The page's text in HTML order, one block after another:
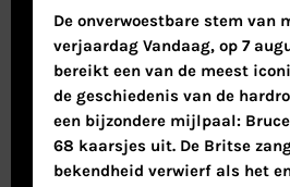
De onverwoestbare stem van
verjaardag Vandaag, op 7
bereikt een van de meest
de geschiedenis van de
een bijzondere mijlpaal:
68 kaarsjes uit. De Britse
bekendheid verwierf als het